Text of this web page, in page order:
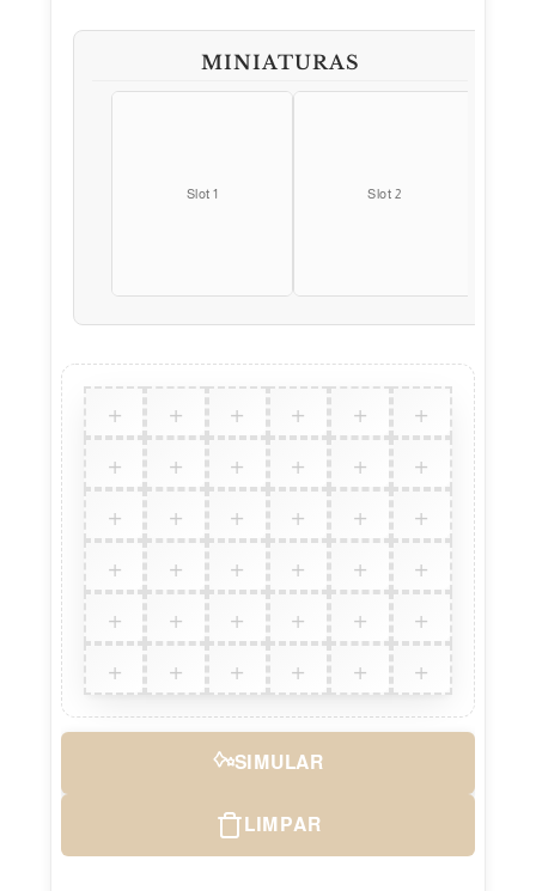
MINIATURAS
Slot 1 Slot 2
+ + + + +
+
+
+ + + +
+
+
+ + + +
+
+
+ + + +
+
+
+ + + +
+
+
+ + + + +
SIMULAR
LIMPAR